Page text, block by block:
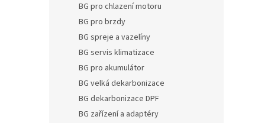
BG pro chlazení motoru
BG pro brzdy
BG spreje a vazelíny
BG servis klimatizace
BG pro akumulátor
BG velká dekarbonizace
BG dekarbonizace DPF
BG zařízení a adaptéry